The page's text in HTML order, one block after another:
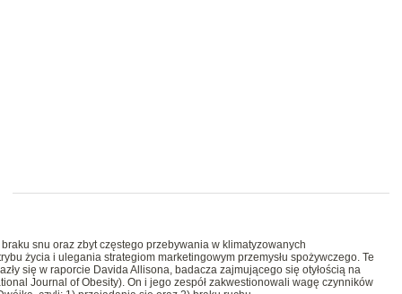
snu oraz zbyt częstego przebywania w klimatyzowanych
życia i ulegania strategiom marketingowym przemysłu spożywczego. Te
się w raporcie Davida Allisona, badacza zajmującego się otyłością na
Journal of Obesity). On i jego zespół zakwestionowali wagę czynników